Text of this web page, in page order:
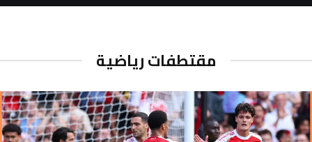
مقتطفات رياضية